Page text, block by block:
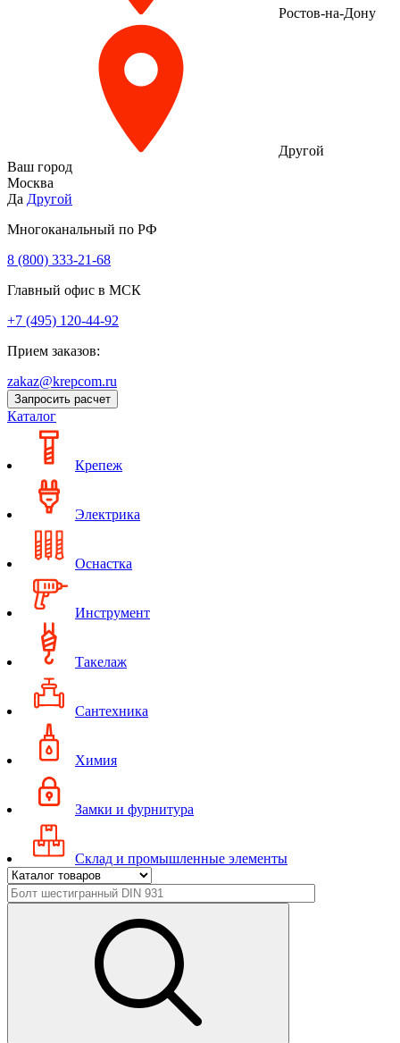
Ростов-на-Дону
Другой
Ваш город
Москва
Да Другой
Многоканальный по РФ
8 (800) 333‑21-68
Главный офис в МСК
+7 (495) 120-44-92
Прием заказов:
zakaz@krepcom.ru
Запросить расчет
Каталог
Крепеж
Электрика
Оснастка
Инструмент
Такелаж
Сантехника
Химия
Замки и фурнитура
Склад и промышленные элементы